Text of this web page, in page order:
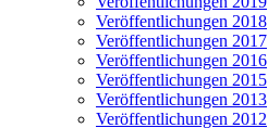
Veröffentlichungen 2018
Veröffentlichungen 2017
Veröffentlichungen 2016
Veröffentlichungen 2015
Veröffentlichungen 2013
Veröffentlichungen 2012